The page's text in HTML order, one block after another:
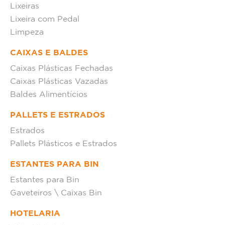
Lixeiras
Lixeira com Pedal
Limpeza
CAIXAS E BALDES
Caixas Plásticas Fechadas
Caixas Plásticas Vazadas
Baldes Alimentícios
PALLETS E ESTRADOS
Estrados
Pallets Plásticos e Estrados
ESTANTES PARA BIN
Estantes para Bin
Gaveteiros \ Caixas Bin
HOTELARIA